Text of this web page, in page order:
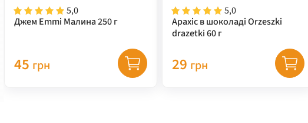
5,0
Джем Emmi Малина 250 г
45 грн
5,0
Арахіс в шоколаді Orzeszki
drazetki 60 г
29 грн